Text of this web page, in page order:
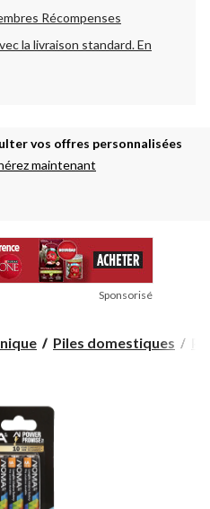
Récompenses
la livraison standard.En
vos offres personnalisées
maintenant
Sponsorisé
Piles domestiques